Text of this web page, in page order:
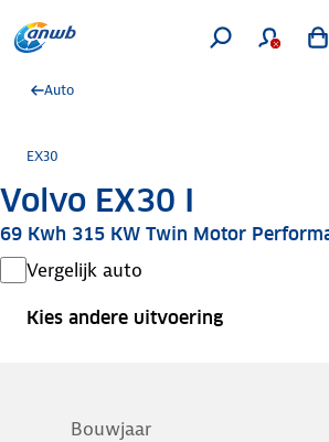
Auto
EX30
Volvo EX30 I
69 Kwh 315 KW Twin Motor
Vergelijk auto
Kies andere uitvoering
Bouwjaar